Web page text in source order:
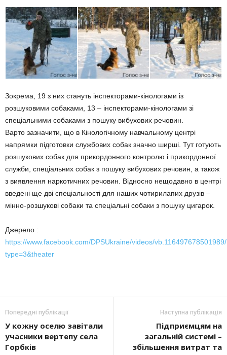
Зокрема, 19 з них стануть інспекторами-кінологами із
розшуковими собаками, 13 – інспекторами-кінологами зі
спеціальними собаками з пошуку вибухових речовин.
Варто зазначити, що в Кінологічному навчальному центрі
напрямки підготовки службових собак значно ширші. Тут готують
розшукових собак для прикордонного контролю і прикордонної
служби, спеціальних собак з пошуку вибухових речовин, а також
з виявлення наркотичних речовин. Відносно нещодавно в центрі
введені ще дві спеціальності для наших чотирилапих друзів –
мінно-розшукові собаки та спеціальні собаки з пошуку цигарок.
Джерело :
https://www.facebook.com/DPSUkraine/videos/
type=3&theater
Попередні публікації
У кожну оселю завітали
учасники вертепу села
Горбків
Наступна публікація
Підприємцям на
загальній системі –
збільшення витрат та